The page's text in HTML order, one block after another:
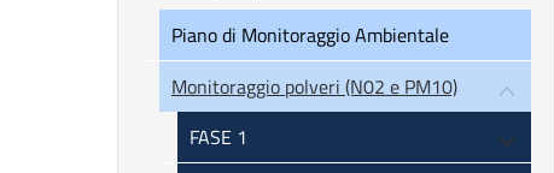
Piano di Monitoraggio Ambientale
Monitoraggio polveri (N02 e PM10)
FASE 1